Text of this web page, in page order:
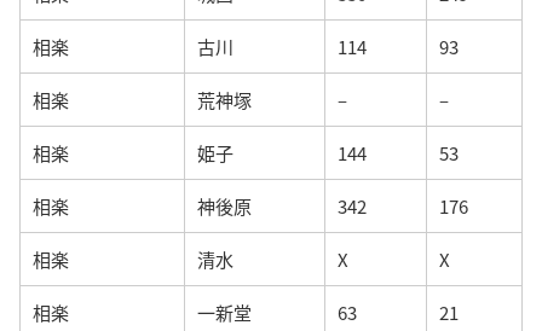
相楽 古川 114 93
相楽 荒神塚 – –
相楽 姫子 144 53
相楽 神後原 342 176
相楽 清水 X X
相楽 一新堂 63 21